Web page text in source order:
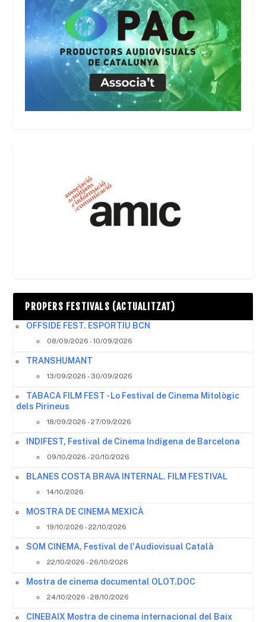
PROPERS FESTIVALS (ACTUALITZAT)
OFFSIDE FEST. ESPORTIU BCN
08/09/2026 - 10/09/2026
TRANSHUMANT
13/09/2026 - 30/09/2026
TABACA FILM FEST - Lo Festival de Cinema Mitològic
dels Pirineus
18/09/2026 - 27/09/2026
INDIFEST, Festival de Cinema Indígena de Barcelona
09/10/2026 - 20/10/2026
BLANES COSTA BRAVA INTERNAL. FILM FESTIVAL
14/10/2026
MOSTRA DE CINEMA MEXICÀ
19/10/2026 - 22/10/2026
SOM CINEMA, Festival de l'Audiovisual Català
22/10/2026 - 26/10/2026
Mostra de cinema documental OLOT.DOC
24/10/2026 - 28/10/2026
CINEBAIX Mostra de cinema internacional del Baix